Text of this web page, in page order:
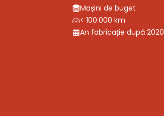
Mașini de buget
< 100.000 km
An fabricație după 2020